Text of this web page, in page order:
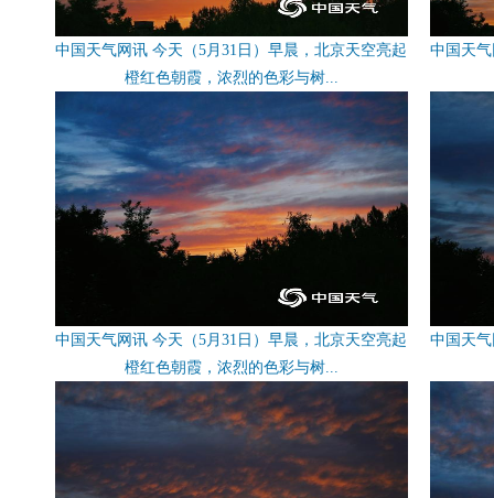
中国天气网讯 今天（5月31日）早晨，北京天空亮起
橙红色朝霞，浓烈的色彩与树...
中国天
中国天气网讯 今天（5月31日）早晨，北京天空亮起
橙红色朝霞，浓烈的色彩与树...
中国天